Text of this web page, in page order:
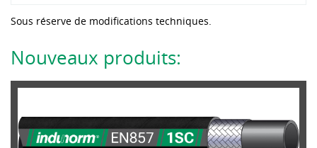
Sous réserve de modifications techniques.
Nouveaux produits: